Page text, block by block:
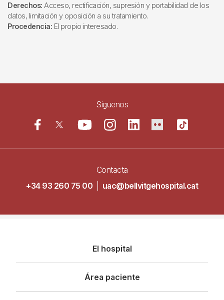
Derechos: Acceso, rectificación, supresión y portabilidad de los
datos, limitación y oposición a su tratamiento.
Procedencia: El propio interesado.
Siguenos
Contacta
+34 93 260 75 00
uac@bellvitgehospital.cat
principal
El hospital
Área paciente